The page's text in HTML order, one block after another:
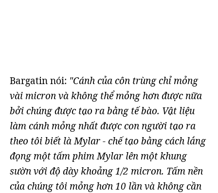
Bargatin nói: "Cánh của côn trùng chỉ mỏng
vài micron và không thể mỏng hơn được nữa
bởi chúng được tạo ra bằng tế bào. Vật liệu
làm cánh mỏng nhất được con người tạo ra
theo tôi biết là Mylar - chế tạo bằng cách lắng
đọng một tấm phim Mylar lên một khung
sườn với độ dày khoảng 1/2 micron. Tấm nền
của chúng tôi mỏng hơn 10 lần và không cần